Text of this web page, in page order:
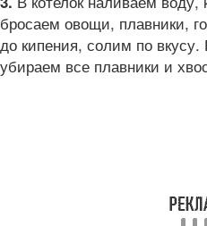
бросаем овощи, плавники,
до кипения, солим по
убираем все плавники и